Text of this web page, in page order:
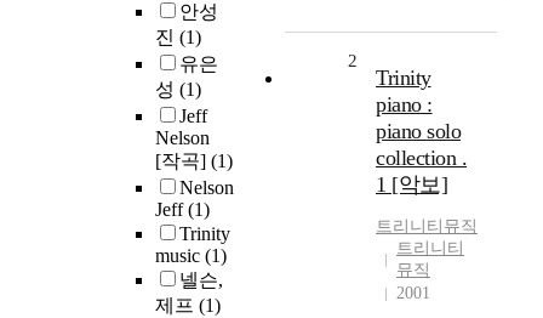
안성
진 (1)
유은
성 (1)
Jeff
Nelson
[작곡] (1)
Nelson
Jeff(1)
Trinity
music (1)
넬슨,
제프 (1)
2
Trinity
piano :
piano solo
collection .
1 [악보]
트리니티 뮤직
트리니티
뮤직
2001